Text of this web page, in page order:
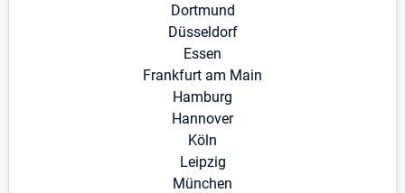
Dortmund
Düsseldorf
Essen
Frankfurt am Main
Hamburg
Hannover
Köln
Leipzig
München